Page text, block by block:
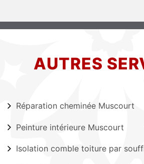
AUTRES
Réparation cheminée Muscourt
Peinture intérieure Muscourt
Isolation comble toiture par